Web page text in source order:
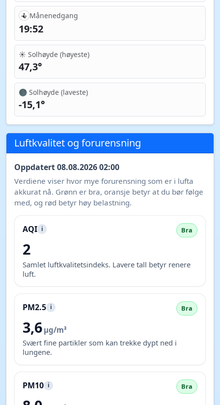
Månenedgang
19:52
☀️ Solhøyde (høyeste)
47,3°
🌑 Solhøyde (laveste)
-15,1°
Luftkvalitet og forurensning
Oppdatert 08.08.2026 02:00
Verdiene viser hvor mye forurensning som er i lufta
akkurat nå. Grønn er bra, oransje betyr at du bør følge
med, og rød betyr høy belastning.
AQI i Bra
2
Samlet luftkvalitetsindeks. Lavere tall betyr renere
luft.
PM2.5 i Bra
3,6 µg/m³
Svært fine partikler som kan trekke dypt ned i
lungene.
PM10 i Bra